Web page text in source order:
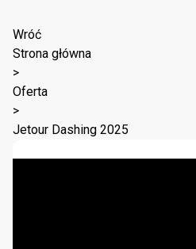
Wróć
Strona główna
>
Oferta
>
Jetour Dashing 2025